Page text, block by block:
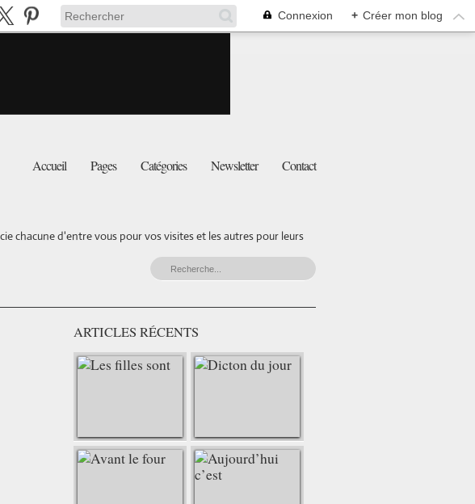
Connexion + Créer mon blog
Accueil Pages Catégories Newsletter Contact
chacune d'entre vous pour vos visites et les autres pour leurs
ARTICLES RÉCENTS